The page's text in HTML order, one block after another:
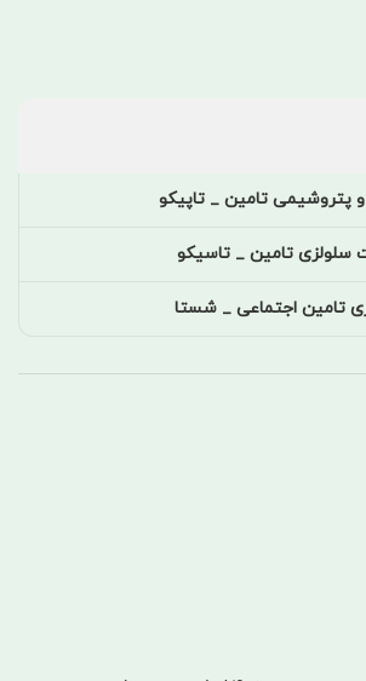
پتروشیمی تامین _ تاپیکو
سلولزی تامین _ تاسیکو
تامین اجتماعی _ شستا